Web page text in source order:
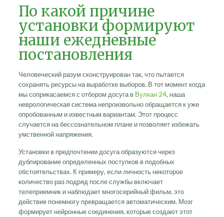
По какой причине
установки формируют
наши ежедневные
постановления
Человеческий разум сконструирован так, что пытается
сохранять ресурсы на выработке выборов. В тот момент когда
мы соприкасаемся с отбором досуга в Вулкан 24, наша
неврологическая система непроизвольно обращается к уже
опробованным и известным вариантам. Этот процесс
случается на бессознательном плане и позволяет избежать
умственной напряжения.
Установки в предпочтении досуга образуются через
дублирование определенных поступков в подобных
обстоятельствах. К примеру, если личность некоторое
количество раз подряд после службы включает
телеприемник и наблюдает многосерийный фильм, это
действие понемногу превращается автоматическим. Мозг
формирует нейронные соединения, которые создают этот